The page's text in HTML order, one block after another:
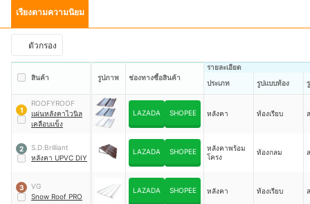
เรียงตามความนิยม
ตัวกรอง
สินค้า รูปภาพ ช่องทางซื้อสินค้า
รายละเอียด
ประเภท
รูปแบบท้อง
1
ROOFYROOF
แผ่นหลังคาไวนิล
เคลือบแข็ง
LAZADA SHOPEE หลังคา ท้องเรียบ
2
S.D.Brilliant
หลังคา UPVC DIY
LAZADA SHOPEE
หลังคาพร้อม
โครง
ท้องกลม
3
VG
Snow Roof PRO
LAZADA SHOPEE หลังคา ท้องเรียบ